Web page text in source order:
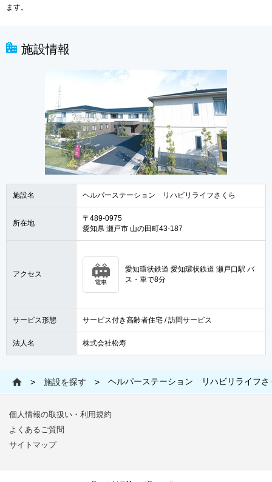
ます。
施設情報
施設名 ヘルパーステーション リハビリライフさくら
所在地
〒489-0975
愛知県 瀬戸市 山の田町43-187
アクセス
電車
愛知環状鉄道 愛知環状鉄道 瀬戸口駅 バ
ス・車で8分
サービス形態 サービス付き高齢者住宅 / 訪問サービス
法人名 株式会社松寿
> 施設を探す > ヘルパーステーション リハビリライフさ
個人情報の取扱い・利用規約
よくあるご質問
サイトマップ